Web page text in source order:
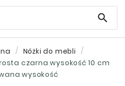

Nóżki do mebli
czarna wysokość 10 cm
wysokość